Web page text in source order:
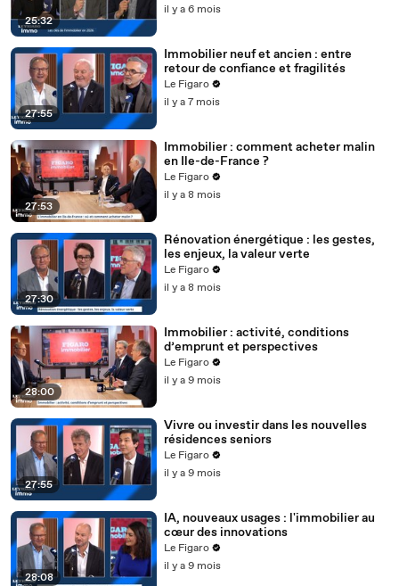
25:32
il y a 6 mois
27:55
Immobilier neuf et ancien : entre
retour de confiance et fragilités
Le Figaro
il y a 7 mois
27:53
Immobilier : comment acheter malin
en Ile-de-France ?
Le Figaro
il y a 8 mois
27:30
Rénovation énergétique : les gestes,
les enjeux, la valeur verte
Le Figaro
il y a 8 mois
28:00
Immobilier : activité, conditions
d’emprunt et perspectives
Le Figaro
il y a 9 mois
27:55
Vivre ou investir dans les nouvelles
résidences seniors
Le Figaro
il y a 9 mois
28:08
IA, nouveaux usages : l'immobilier au
cœur des innovations
Le Figaro
il y a 9 mois